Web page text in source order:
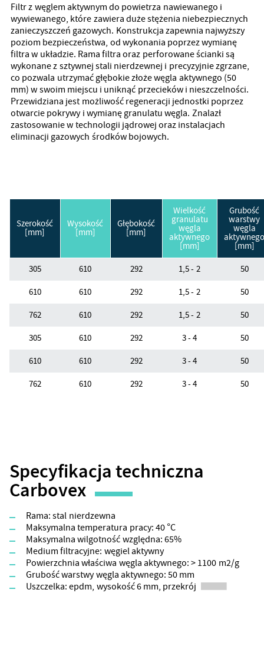
Filtr z węglem aktywnym do powietrza nawiewanego i
wywiewanego, które zawiera duże stężenia niebezpiecznych
zanieczyszczeń gazowych. Konstrukcja zapewnia najwyższy
poziom bezpieczeństwa, od wykonania poprzez wymianę
filtra w układzie. Rama filtra oraz perforowane ścianki są
wykonane z sztywnej stali nierdzewnej i precyzyjnie zgrzane,
co pozwala utrzymać głębokie złoże węgla aktywnego (50
mm) w swoim miejscu i uniknąć przecieków i nieszczelności.
Przewidziana jest możliwość regeneracji jednostki poprzez
otwarcie pokrywy i wymianę granulatu węgla. Znalazł
zastosowanie w technologii jądrowej oraz instalacjach
eliminacji gazowych środków bojowych.
Szerokość
[mm]
Wysokość
[mm]
Głębokość
[mm]
Wielkość
granulatu
węgla
aktywnego
[mm]
Grubość
warstwy
węgla
aktywnego
[mm]
305
610 292 1,5 - 2
50
610
610 292 1,5 - 2
50
762
610 292 1,5 - 2
50
305
610 292 3 - 4
50
610
610 292 3 - 4
50
762
610 292 3 - 4 50
Specyfikacja techniczna
Carbovex
Rama: stal nierdzewna
Maksymalna temperatura pracy: 40 °C
Maksymalna wilgotność względna: 65%
Medium filtracyjne: węgiel aktywny
Powierzchnia właściwa węgla aktywnego: > 1100 m2/g
Grubość warstwy węgla aktywnego: 50 mm
Uszczelka: epdm, wysokość 6 mm, przekrój